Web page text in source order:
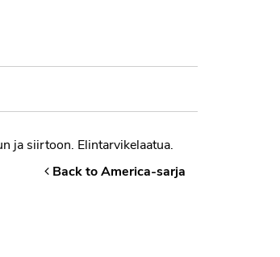
ja siirtoon. Elintarvikelaatua.
Back to America-sarja